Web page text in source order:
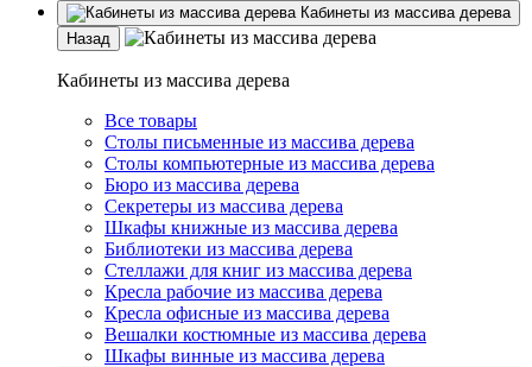
Кабинеты из массива дерева
Назад
Кабинеты из массива дерева
Все товары
Столы письменные из массива дерева
Столы компьютерные из массива дерева
Бюро из массива дерева
Секретеры из массива дерева
Шкафы книжные из массива дерева
Библиотеки из массива дерева
Стеллажи для книг из массива дерева
Кресла рабочие из массива дерева
Кресла офисные из массива дерева
Вешалки костюмные из массива дерева
Шкафы винные из массива дерева